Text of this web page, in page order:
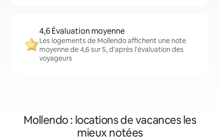
4,6 Évaluation moyenne
Les logements de Mollendo affichent une note
moyenne de 4,6 sur 5, d'après l'évaluation des
voyageurs
Mollendo : locations de vacances les
mieux notées